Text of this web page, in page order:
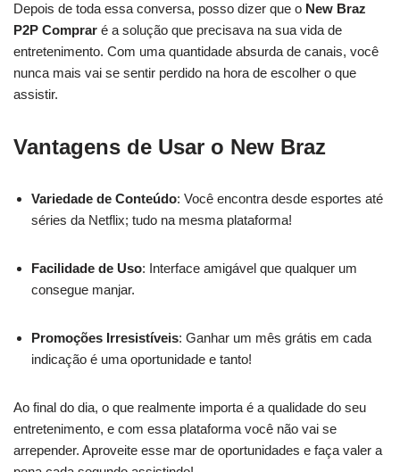
Depois de toda essa conversa, posso dizer que o New Braz
P2P Comprar é a solução que precisava na sua vida de
entretenimento. Com uma quantidade absurda de canais, você
nunca mais vai se sentir perdido na hora de escolher o que
assistir.
Vantagens de Usar o New Braz
Variedade de Conteúdo: Você encontra desde esportes até
séries da Netflix; tudo na mesma plataforma!
Facilidade de Uso: Interface amigável que qualquer um
consegue manjar.
Promoções Irresistíveis: Ganhar um mês grátis em cada
indicação é uma oportunidade e tanto!
Ao final do dia, o que realmente importa é a qualidade do seu
entretenimento, e com essa plataforma você não vai se
arrepender. Aproveite esse mar de oportunidades e faça valer a